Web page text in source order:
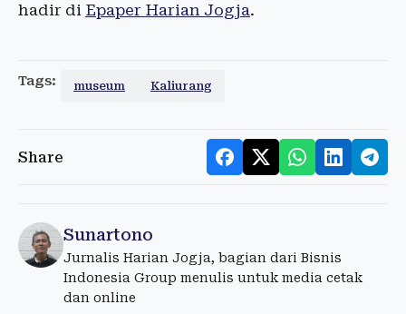
hadir di Epaper Harian Jogja.
Tags: museum Kaliurang
Share
Sunartono
Jurnalis Harian Jogja, bagian dari Bisnis
Indonesia Group menulis untuk media cetak
dan online